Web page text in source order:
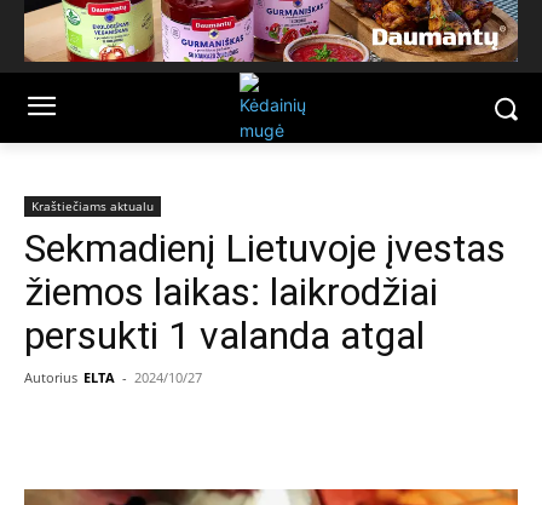
Kraštiečiams aktualu
Sekmadienį Lietuvoje įvestas
žiemos laikas: laikrodžiai
persukti 1 valanda atgal
Autorius ELTA - 2024/10/27